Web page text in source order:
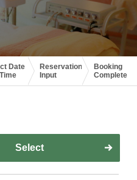
Date
Reservation
Input
Booking
Complete
Select